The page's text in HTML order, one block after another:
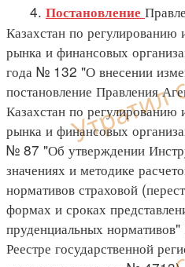
4. Постановление
Казахстан по регулированию
рынка и финансовых
года № 132 "О внесении
постановление Правления
Казахстан по регулированию
рынка и финансовых
№ 87 "Об утверждении
значениях и методике
нормативов страховой
формах и сроках
пруденциальных нормативов"
Реестре государственной